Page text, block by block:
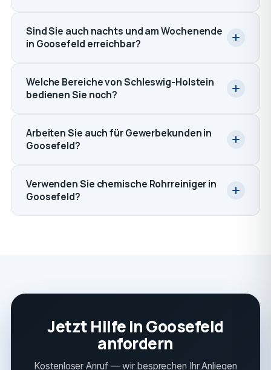
Sind Sie auch nachts und am Wochenende
in Goosefeld erreichbar?
Welche Bereiche von Schleswig-Holstein
bedienen Sie noch?
Arbeiten Sie auch für Gewerbekunden in
Goosefeld?
Verwenden Sie chemische Rohrreiniger in
Goosefeld?
Jetzt Hilfe in Goosefeld
anfordern
Kostenloser Anruf — wir besprechen Ihr Anliegen